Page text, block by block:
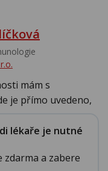
mám s
je přímo uvedeno,
lékaře je nutné
a zabere